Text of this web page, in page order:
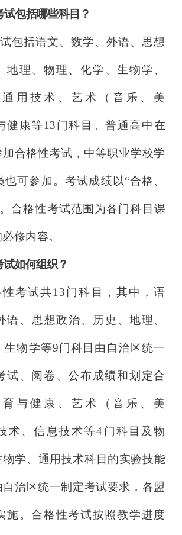
试包括哪些科目？
包括语文、数学、外语、思想
地理、物理、化学、生物学、
用技术、艺术（音 乐、美
健康等13门科目。普通高中在
合格性考试，中等职业学校学
也可参加。考试成绩以“合格、
合格性考试范围为各门科目课
修内容。
试如何组织？
考试共13门科目，其中，语
语、思想政治、历史、地理、
生物学等9门科目由自治区统一
试、阅卷、公布成绩和划定合
育与健康、艺术（音 乐、美
术、信息技术等4门科目及物
学、 通用技术科目的实验技能
治区统一制定考试要求，各盟
施。合格性考试按照教学进度